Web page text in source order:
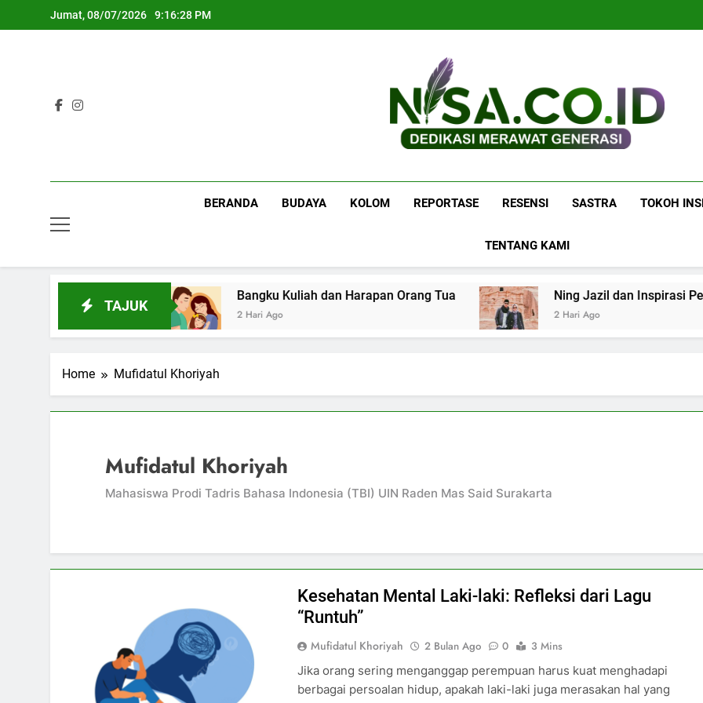
to
Jumat, 08/07/2026 9:16:28 PM
Nisa.co.id
BERANDA BUDAYA KOLOM REPORTASE RESENSI SASTRA TOKOH
TENTANG KAMI
TAJUK
Kampus Bangku Kuliah dan Harapan Orang Tua
2 Hari Ago
Ning Jazil dan Inspirasi
2 Hari Ago
Home Mufidatul Khoriyah
Mufidatul Khoriyah
Mahasiswa Prodi Tadris Bahasa Indonesia (TBI) UIN Raden Mas Said Surakarta
Kesehatan Mental Laki-laki: Refleksi dari Lagu
“Runtuh”
Mufidatul Khoriyah 2 Bulan Ago 0
3 Mins
Jika orang sering menganggap perempuan harus kuat menghadapi
berbagai persoalan hidup, apakah laki-laki juga merasakan hal yang